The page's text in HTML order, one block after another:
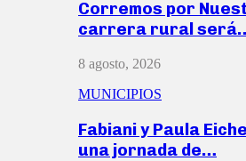
Corremos por
carrera rural
8 agosto, 2026
MUNICIPIOS
Fabiani y Paula
una jornada de…